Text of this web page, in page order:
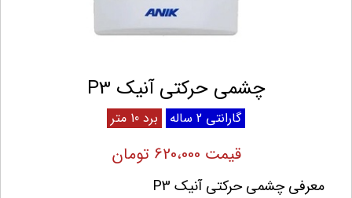
چشمی حرکتی آنیک P3
گارانتی 2 ساله برد 10 متر
قیمت 620،000 تومان
معرفی چشمی حرکتی آنیک P3